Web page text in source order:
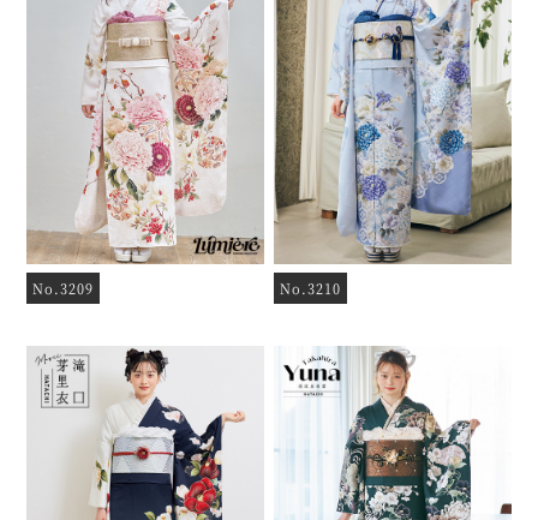
No.3209 No.3210